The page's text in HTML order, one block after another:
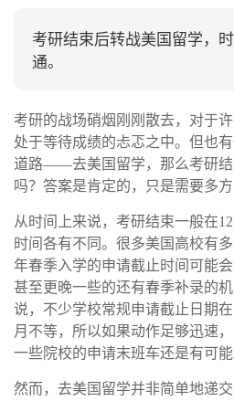
考研结束后转战美国留学，
通。
考研的战场硝烟刚刚散去，对于
处于等待成绩的忐忑之中。但也
道路——去美国留学，那么考研结
吗？答案是肯定的，只是需要多
从时间上来说，考研结束一般在
时间各有不同。很多美国高校有
年春季入学的申请截止时间可能会
甚至更晚一些的还有春季补录的
说，不少学校常规申请截止日期
月不等，所以如果动作足够迅速
一些院校的申请末班车还是有可能
然而，去美国留学并非简单地递